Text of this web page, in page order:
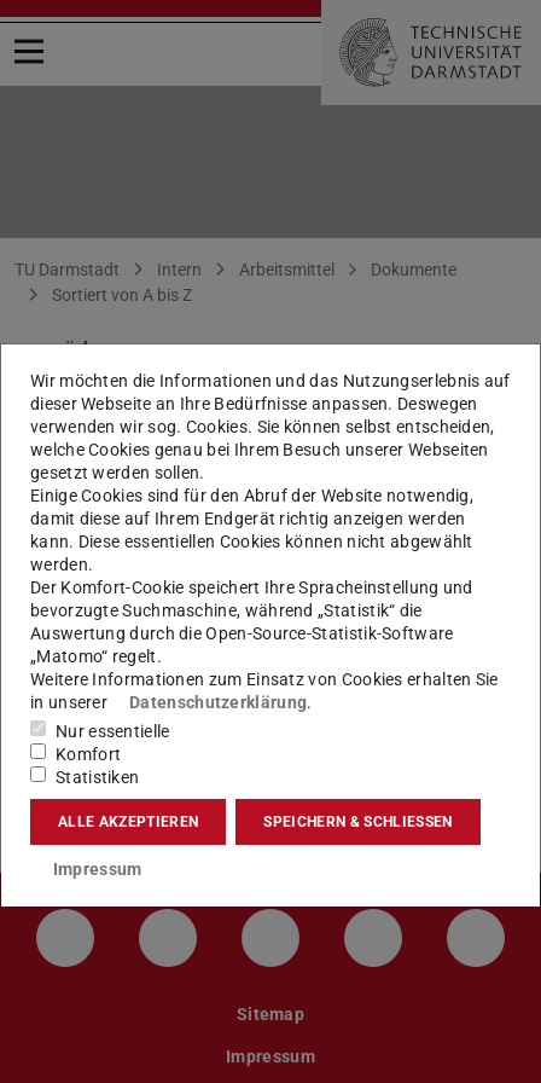
Menü öffnen
Sie befinden sich hier:
TU Darmstadt Intern Arbeitsmittel
Dokumente
Sortiert von A bis Z
zurück
Dez. III A: Personaldurchschnitts.
Personalkostendurchschnittssätze 2025
Personalkostendurchschnittssätze 2026
(Stand: Juli 2025)
Personalkostendurchschnittssätze 2027
(Stand: Juli 2026)
KONTAKT
LinkedIn-Seite der TU Darmstadt
Instagram-Kanal der TU
Bluesky-Kanal der TU
Facebook-
Sitemap
Impressum
Wir möchten die Informationen und das Nutzungserlebnis auf
dieser Webseite an Ihre Bedürfnisse anpassen. Deswegen
verwenden wir sog. Cookies. Sie können selbst entscheiden,
welche Cookies genau bei Ihrem Besuch unserer Webseiten
gesetzt werden sollen.
Einige Cookies sind für den Abruf der Website notwendig,
damit diese auf Ihrem Endgerät richtig anzeigen werden
kann. Diese essentiellen Cookies können nicht abgewählt
werden.
Der Komfort-Cookie speichert Ihre Spracheinstellung und
bevorzugte Suchmaschine, während „Statistik“ die
Auswertung durch die Open-Source-Statistik-Software
„Matomo“ regelt.
Weitere Informationen zum Einsatz von Cookies erhalten Sie
in unserer
Datenschutzerklärung.
Nur essentielle
Komfort
Statistiken
ALLE AKZEPTIEREN SPEICHERN & SCHLIESSEN
Impressum